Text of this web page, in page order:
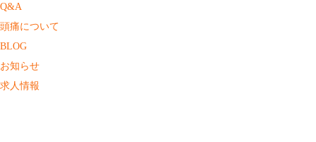
Q&A
頭痛について
BLOG
お知らせ
求人情報